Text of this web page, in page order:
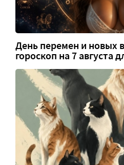
День перемен и новых
гороскоп на 7 августа